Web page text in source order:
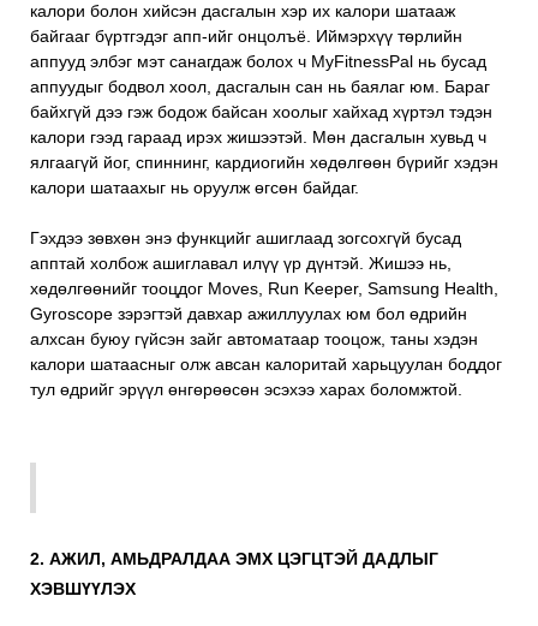
калори болон хийсэн дасгалын хэр их калори шатааж
байгааг бүртгэдэг апп-ийг онцолъё. Иймэрхүү төрлийн
аппууд элбэг мэт санагдаж болох ч MyFitnessPal нь бусад
аппуудыг бодвол хоол, дасгалын сан нь баялаг юм. Бараг
байхгүй дээ гэж бодож байсан хоолыг хайхад хүртэл тэдэн
калори гээд гараад ирэх жишээтэй. Мөн дасгалын хувьд ч
ялгаагүй йог, спиннинг, кардиогийн хөдөлгөөн бүрийг хэдэн
калори шатаахыг нь оруулж өгсөн байдаг.
Гэхдээ зөвхөн энэ функцийг ашиглаад зогсохгүй бусад
апптай холбож ашиглавал илүү үр дүнтэй. Жишээ нь,
хөдөлгөөнийг тооцдог Moves, Run Keeper, Samsung Health,
Gyroscope зэрэгтэй давхар ажиллуулах юм бол өдрийн
алхсан буюу гүйсэн зайг автоматаар тооцож, таны хэдэн
калори шатаасныг олж авсан калоритай харьцуулан боддог
тул өдрийг эрүүл өнгөрөөсөн эсэхээ харах боломжтой.
2. АЖИЛ, АМЬДРАЛДАА ЭМХ ЦЭГЦТЭЙ ДАДЛЫГ
ХЭВШҮҮЛЭХ